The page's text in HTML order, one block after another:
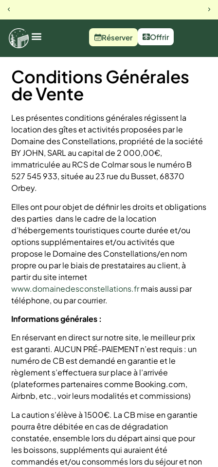
Réserver Offrir
Conditions Générales
de Vente
Les présentes conditions générales régissent la
location des gîtes et activités proposées par le
Domaine des Constellations, propriété de la société
BY JOHN, SARL au capital de 2 000,00€,
immatriculée au RCS de Colmar sous le numéro B
527 545 933, située au 23 rue du Busset, 68370
Orbey.
Elles ont pour objet de définir les droits et obligations
des parties dans le cadre de la location
d’hébergements touristiques courte durée et/ou
options supplémentaires et/ou activités que
propose le Domaine des Constellations/en nom
propre ou par le biais de prestataires au client, à
partir du site internet
www.domainedesconstellations.frmais aussi par
téléphone, ou par courrier.
Informations générales :
En réservant en direct sur notre site, le meilleur prix
est garanti. AUCUN PRÉ-PAIEMENT n’est requis : un
numéro de CB est demandé en garantie et le
règlement s’effectuera sur place à l’arrivée
(plateformes partenaires comme Booking.com,
Airbnb, etc., voir leurs modalités et commissions)
La caution s’élève à 1500€. La CB mise en garantie
pourra être débitée en cas de dégradation
constatée, ensemble lors du départ ainsi que pour
les boissons, suppléments qui auraient été
commandés et/ou consommés lors du séjour et non